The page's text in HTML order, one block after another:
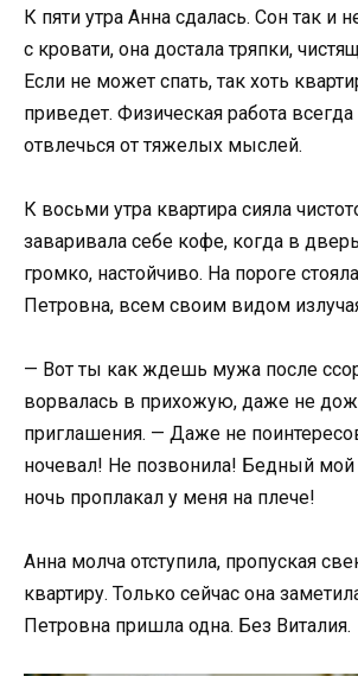
К пяти утра Анна сдалась. Сон так и
с кровати, она достала тряпки,
Если не может спать, так хоть
приведет. Физическая работа
отвлечься от тяжелых мыслей.
К восьми утра квартира сияла
заваривала себе кофе, когда в
громко, настойчиво. На пороге
Петровна, всем своим видом
— Вот ты как ждешь мужа после
ворвалась в прихожую, даже не
приглашения. — Даже не
ночевал! Не позвонила! Бедный
ночь проплакал у меня на плече!
Анна молча отступила, пропуская
квартиру. Только сейчас она
Петровна пришла одна. Без Виталия.